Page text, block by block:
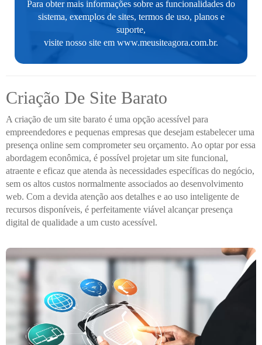
Para obter mais informações sobre as funcionalidades do
sistema, exemplos de sites, termos de uso, planos e
suporte,
visite nosso site em www.meusiteagora.com.br.
Criação De Site Barato
A criação de um site barato é uma opção acessível para
empreendedores e pequenas empresas que desejam estabelecer uma
presença online sem comprometer seu orçamento. Ao optar por essa
abordagem econômica, é possível projetar um site funcional,
atraente e eficaz que atenda às necessidades específicas do negócio,
sem os altos custos normalmente associados ao desenvolvimento
web. Com a devida atenção aos detalhes e ao uso inteligente de
recursos disponíveis, é perfeitamente viável alcançar presença
digital de qualidade a um custo acessível.